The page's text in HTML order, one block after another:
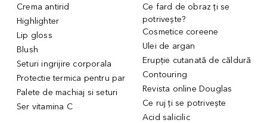
Crema antirid
Highlighter
Lip gloss
Blush
Seturi ingrijire corporala
Protectie termica pentru par
Palete de machiaj si seturi
Ser vitamina C
Ce fard de obraz ți se
potrivește?
Cosmetice coreene
Ulei de argan
Erupție cutanată de căldură
Contouring
Revista online Douglas
Ce ruj ți se potrivește
Acid salicilic